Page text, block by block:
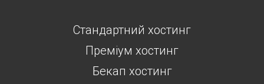
Стандартний хостинг
Преміум хостинг
Бекап хостинг